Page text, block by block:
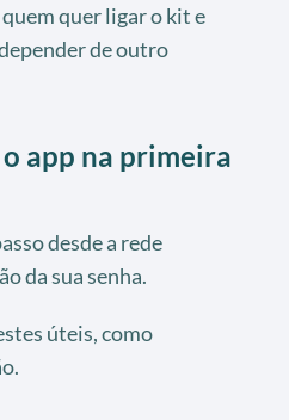
quer ligar o kit e
de outro
app na primeira
desde a rede
da sua senha.
úteis, como